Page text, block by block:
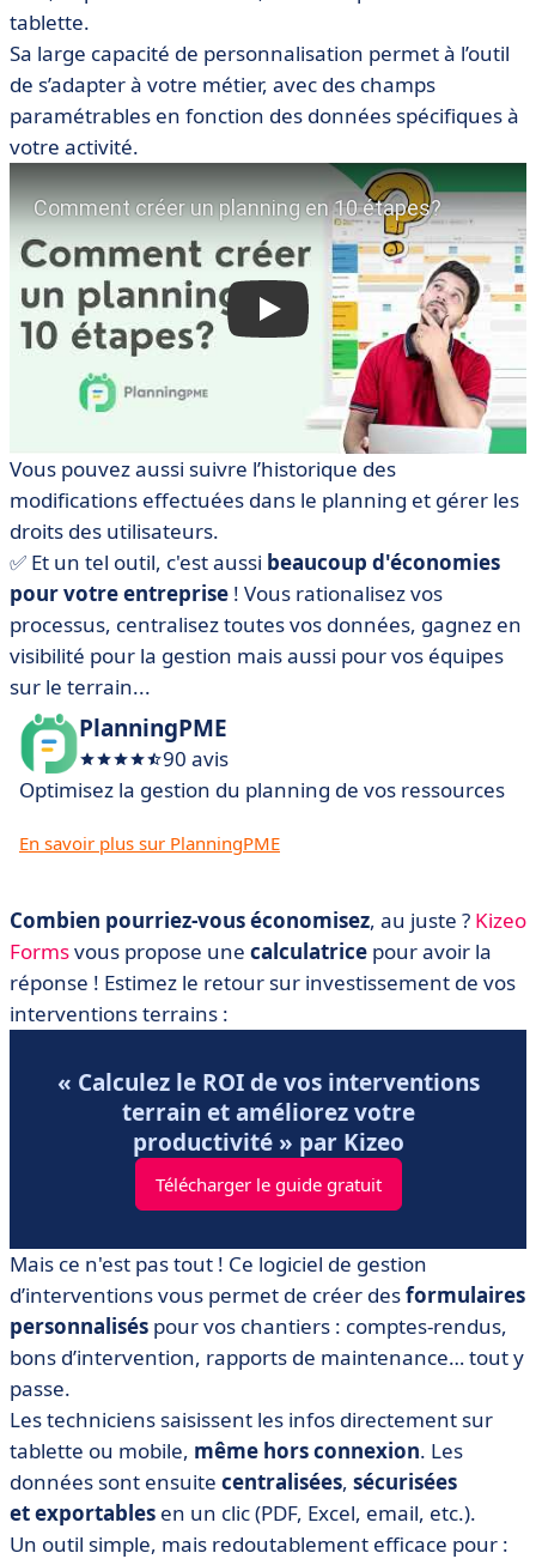
tablette.
Sa large capacité de personnalisation permet à l’outil
de s’adapter à votre métier, avec des champs
paramétrables en fonction des données spécifiques à
votre activité.
Vous pouvez aussi suivre l’historique des
modifications effectuées dans le planning et gérer les
droits des utilisateurs.
✅ Et un tel outil, c'est aussi beaucoup d'économies
pour votre entreprise ! Vous rationalisez vos
processus, centralisez toutes vos données, gagnez en
visibilité pour la gestion mais aussi pour vos équipes
sur le terrain...
PlanningPME
90 avis
Optimisez la gestion du planning de vos ressources
En savoir plus sur PlanningPME
Combien pourriez-vous économisez, au juste ? Kizeo
Formsvous propose une calculatrice pour avoir la
réponse ! Estimez le retour sur investissement de vos
interventions terrains :
« Calculez le ROI de vos interventions
terrain et améliorez votre
productivité » par Kizeo
Télécharger le guide gratuit
Mais ce n'est pas tout ! Ce logiciel de gestion
d’interventions vous permet de créer desformulaires
personnalisés pour vos chantiers : comptes-rendus,
bons d’intervention, rapports de maintenance… tout y
passe.
Les techniciens saisissent les infos directement sur
tablette ou mobile, même hors connexion. Les
données sont ensuite centralisées, sécurisées
etexportables en un clic (PDF, Excel, email, etc.).
Un outil simple, mais redoutablement efficace pour :